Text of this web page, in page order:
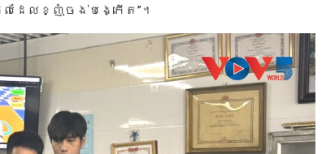
ដែលខ្ញុំចង់បង្កើត”។